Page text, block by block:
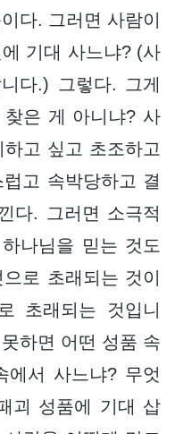
다. 그러면 사람이
기대 사느냐? (사
다.) 그렇다. 그게
은 게 아니냐? 사
고 싶고 초조하고
고 속박당하고 결
다. 그러면 소극적
나님을 믿는 것도
로 초래되는 것이
초래되는 것입니
하면 어떤 성품 속
에서 사느냐? 무엇
괴 성품에 기대 삽